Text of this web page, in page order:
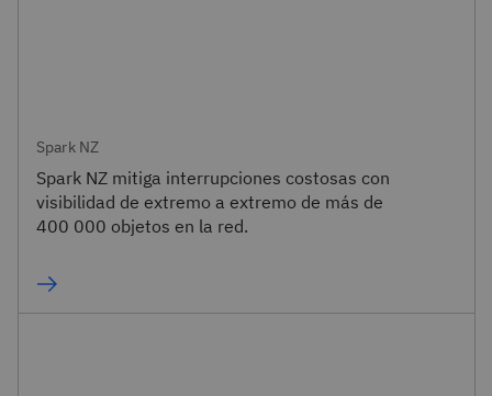
Spark NZ
Spark NZ mitiga interrupciones costosas con
visibilidad de extremo a extremo de más de
400 000 objetos en la red.